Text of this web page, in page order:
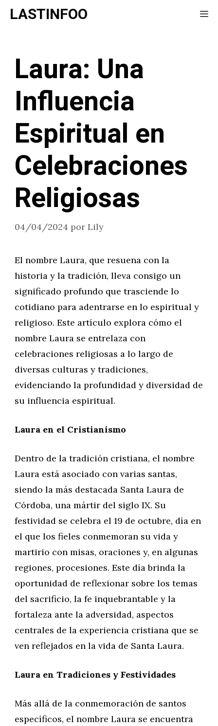
Saltar
LASTINFOO
Laura: Una
Influencia
Espiritual en
Celebraciones
Religiosas
04/04/2024 por Lily
El nombre Laura, que resuena con la
historia y la tradición, lleva consigo un
significado profundo que trasciende lo
cotidiano para adentrarse en lo espiritual y
religioso. Este artículo explora cómo el
nombre Laura se entrelaza con
celebraciones religiosas a lo largo de
diversas culturas y tradiciones,
evidenciando la profundidad y diversidad de
su influencia espiritual.
Laura en el Cristianismo
Dentro de la tradición cristiana, el nombre
Laura está asociado con varias santas,
siendo la más destacada Santa Laura de
Córdoba, una mártir del siglo IX. Su
festividad se celebra el 19 de octubre, día en
el que los fieles conmemoran su vida y
martirio con misas, oraciones y, en algunas
regiones, procesiones. Este día brinda la
oportunidad de reflexionar sobre los temas
del sacrificio, la fe inquebrantable y la
fortaleza ante la adversidad, aspectos
centrales de la experiencia cristiana que se
ven reflejados en la vida de Santa Laura.
Laura en Tradiciones y Festividades
Más allá de la conmemoración de santos
específicos, el nombre Laura se encuentra